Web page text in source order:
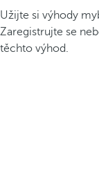
Užijte si výhody
Zaregistrujte se
těchto výhod.